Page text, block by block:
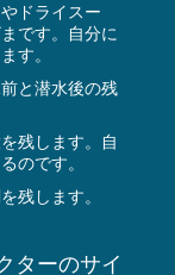
ドライスー
です。自分に
す。
と潜水後の残
残します。自
のです。
残します。
ターのサイ